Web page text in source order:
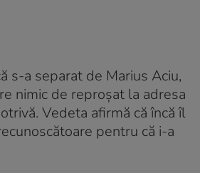
s-a separat de Marius Aciu,
nimic de reproșat la adresa
Vedeta afirmă că încă îl
pentru că i-a